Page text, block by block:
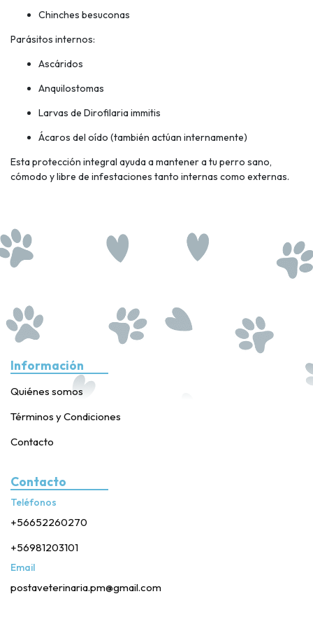
Chinches besuconas
Parásitos internos:
Ascáridos
Anquilostomas
Larvas de Dirofilaria immitis
Ácaros del oído (también actúan internamente)
Esta protección integral ayuda a mantener a tu perro sano,
cómodo y libre de infestaciones tanto internas como externas.
Información
Quiénes somos
Términos y Condiciones
Contacto
Contacto
Teléfonos
+56652260270
+56981203101
Email
postaveterinaria.pm@gmail.com